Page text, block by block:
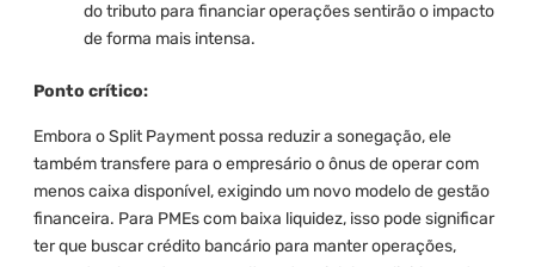
do tributo para financiar operações sentirão o impacto
de forma mais intensa.
Ponto crítico:
Embora o Split Payment possa reduzir a sonegação, ele
também transfere para o empresário o ônus de operar com
menos caixa disponível, exigindo um novo modelo de gestão
financeira. Para PMEs com baixa liquidez, isso pode significar
ter que buscar crédito bancário para manter operações,